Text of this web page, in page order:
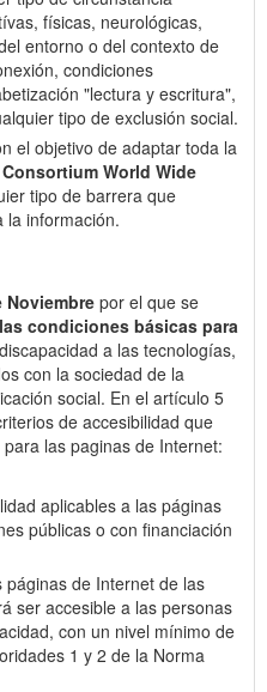
físicas, neurológicas,
entorno o del contexto de
condiciones
"lectura y escritura",
tipo de exclusión social.
el objetivo de adaptar toda la
Consortium World Wide
tipo de barrera que
la información.
Noviembre por el que se
condiciones básicas para
a las tecnologías,
con la sociedad de la
social. En el artículo 5
de accesibilidad que
las paginas de Internet:
aplicables a las páginas
públicas o con financiación
de Internet de las
ser accesible a las personas
con un nivel mínimo de
1 y 2 de la Norma